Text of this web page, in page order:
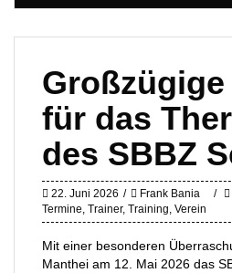
für das
des SBBZ
22. Juni 2026 Frank Bania
Termine, Trainer, Training, Verein
Mit einer besonderen
Manthei am 12. Mai 2026 das